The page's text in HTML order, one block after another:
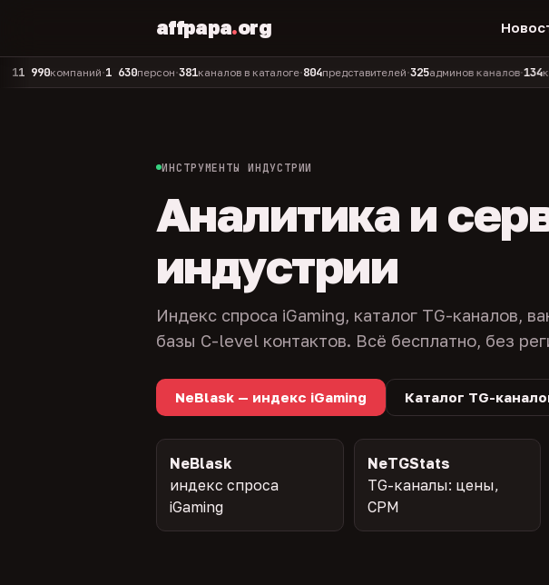
affpapa.org
компаний•1 630персон•381каналов в каталоге•804представителей•325админов каналов•134команд•
ИНСТРУМЕНТЫ ИНДУСТРИИ
Аналитика и
индустрии
Индекс спроса iGaming, каталог TG-каналов,
базы C-level контактов. Всё бесплатно, без
NeBlask — индекс iGaming Каталог TG-
NeBlask
индекс спроса
iGaming
NeTGStats
TG-каналы: цены,
CPM